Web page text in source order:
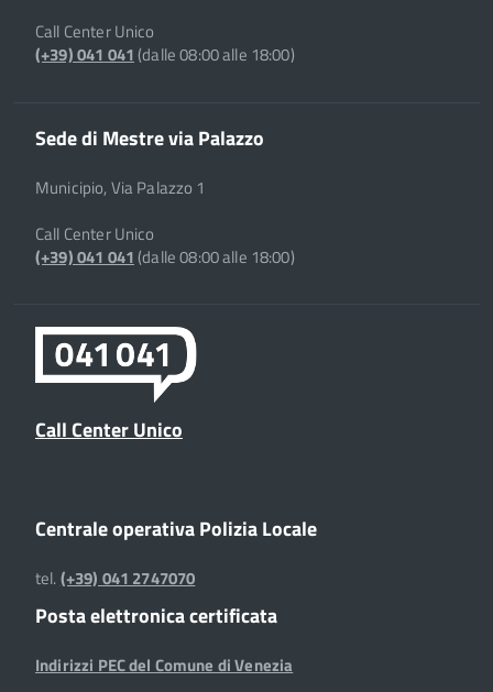
Call Center Unico
(+39) 041 041(dalle 08:00 alle 18:00)
Sede di Mestre via Palazzo
Municipio, Via Palazzo 1
Call Center Unico
(+39) 041 041(dalle 08:00 alle 18:00)
Call Center Unico
Centrale operativa Polizia Locale
tel.(+39) 041 2747070
Posta elettronica certificata
Indirizzi PEC del Comune di Venezia